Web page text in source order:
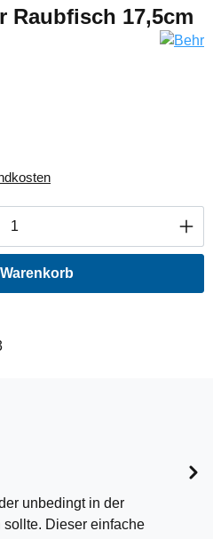
Raubfisch 17,5cm
den gewünschten
unbedingt in der
Dieser einfache